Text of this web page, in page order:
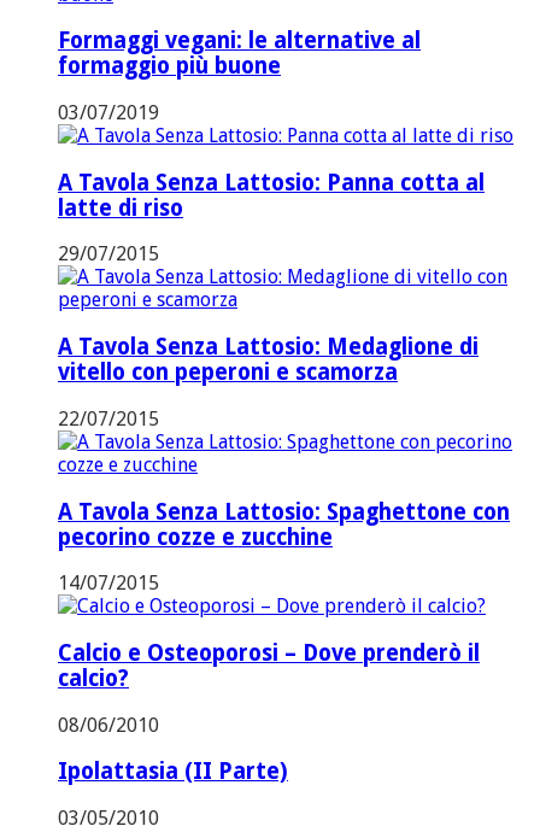
Formaggi vegani: le alternative al
formaggio più buone
03/07/2019
A Tavola Senza Lattosio: Panna cotta al
latte di riso
29/07/2015
A Tavola Senza Lattosio: Medaglione di
vitello con peperoni e scamorza
22/07/2015
A Tavola Senza Lattosio: Spaghettone con
pecorino cozze e zucchine
14/07/2015
Calcio e Osteoporosi – Dove prenderò il
calcio?
08/06/2010
Ipolattasia (II Parte)
03/05/2010